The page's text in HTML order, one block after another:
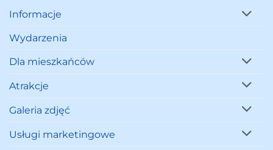
Informacje
Wydarzenia
Dla mieszkańców
Atrakcje
Galeria zdjęć
Usługi marketingowe